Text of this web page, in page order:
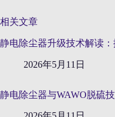
相关文章
静电除尘器升级技术解读
2026年5月11日
静电除尘器与WAWO脱硫